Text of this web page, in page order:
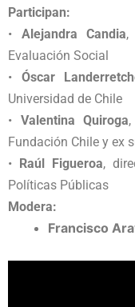
Participan:
• Alejandra Candia,
Evaluación Social
• Óscar
Universidad de Chile
• Valentina Quiroga
Fundación Chile y ex
• Raúl Figueroa,
Políticas Públicas
Modera:
Francisco